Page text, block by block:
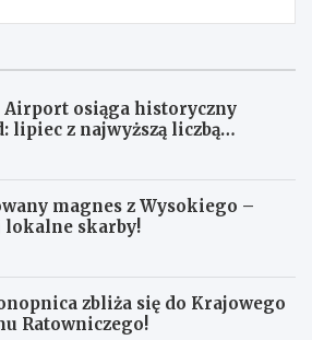
osiąga historyczny
lipiec z najwyższą liczbą
magnes z Wysokiego –
skarby!
zbliża się do Krajowego
Ratowniczego!